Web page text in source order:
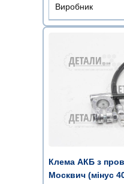
Виробник
Клема АКБ з
Москвич (мінус